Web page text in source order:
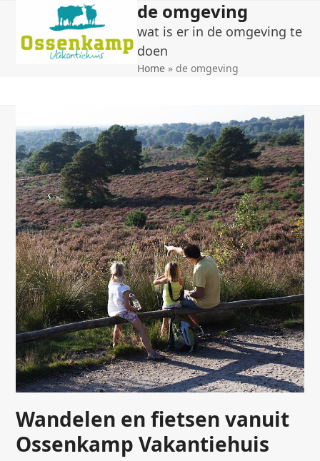
contentmobile
menu
mobile
menu
de omgeving
wat is er in de omgeving te
doen
Home» de omgeving
Wandelen en fietsen vanuit
Ossenkamp Vakantiehuis